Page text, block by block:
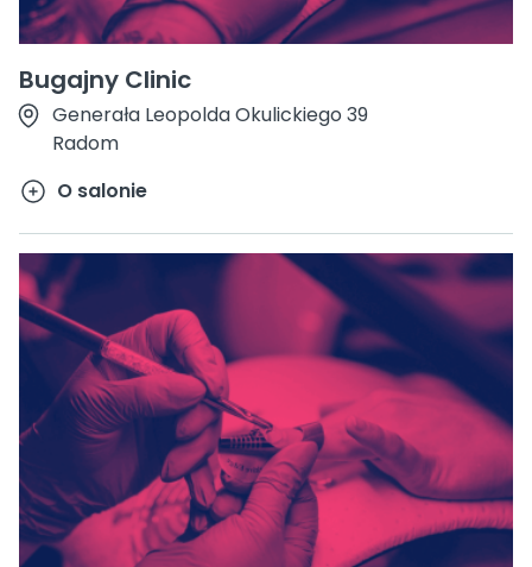
Bugajny Clinic
Generała Leopolda Okulickiego 39
Radom
O salonie